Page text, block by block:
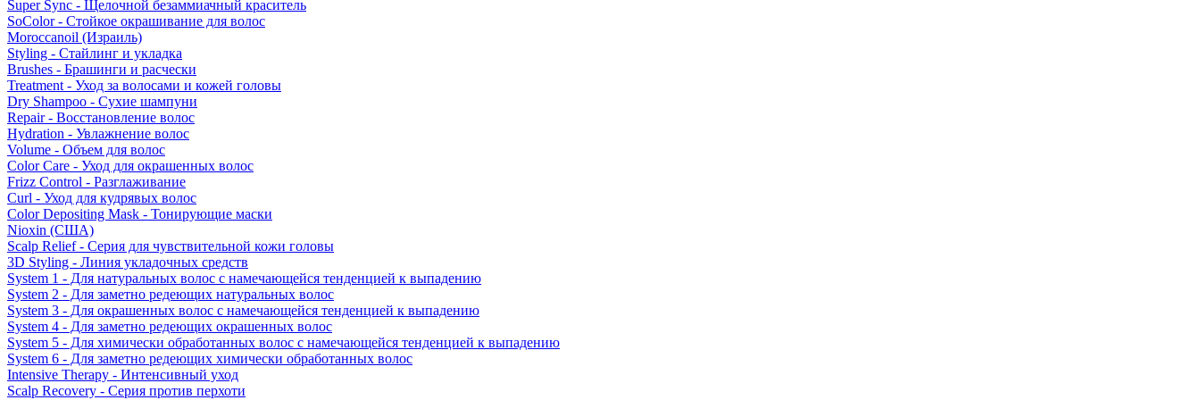
Super Sync - Щелочной безаммиачный краситель
SoColor - Стойкое окрашивание для волос
Moroccanoil (Израиль)
Styling - Стайлинг и укладка
Brushes - Брашинги и расчески
Treatment - Уход за волосами и кожей головы
Dry Shampoo - Сухие шампуни
Repair - Восстановление волос
Hydration - Увлажнение волос
Volume - Объем для волос
Color Care - Уход для окрашенных волос
Frizz Control - Разглаживание
Curl - Уход для кудрявых волос
Color Depositing Mask - Тонирующие маски
Nioxin (США)
Scalp Relief - Серия для чувствительной кожи головы
3D Styling - Линия укладочных средств
System 1 - Для натуральных волос с намечающейся тенденцией к выпадению
System 2 - Для заметно редеющих натуральных волос
System 3 - Для окрашенных волос с намечающейся тенденцией к выпадению
System 4 - Для заметно редеющих окрашенных волос
System 5 - Для химически обработанных волос с намечающейся тенденцией к выпадению
System 6 - Для заметно редеющих химически обработанных волос
Intensive Therapy - Интенсивный уход
Scalp Recovery - Серия против перхоти